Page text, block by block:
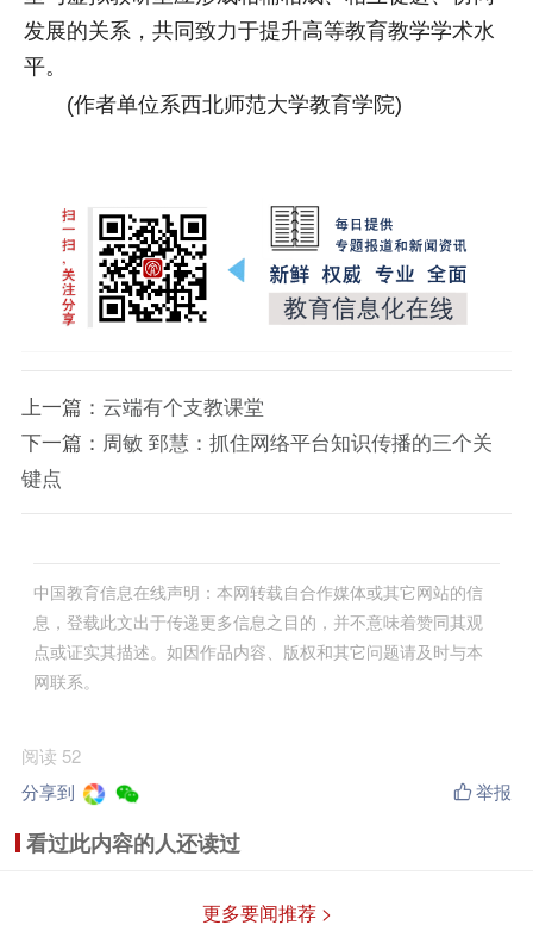
发展的关系，共同致力于提升高等教育教学学术水
平。
(作者单位系西北师范大学教育学院)
上一篇： 云端有个支教课堂
下一篇： 周敏 郅慧：抓住网络平台知识传播的三个关
键点
中国教育信息在线声明：本网转载自合作媒体或其它网站的信
息，登载此文出于传递更多信息之目的，并不意味着赞同其观
点或证实其描述。如因作品内容、版权和其它问题请及时与本
网联系。
阅读 52
分享到
举报
看过此内容的人还读过
更多要闻推荐 >